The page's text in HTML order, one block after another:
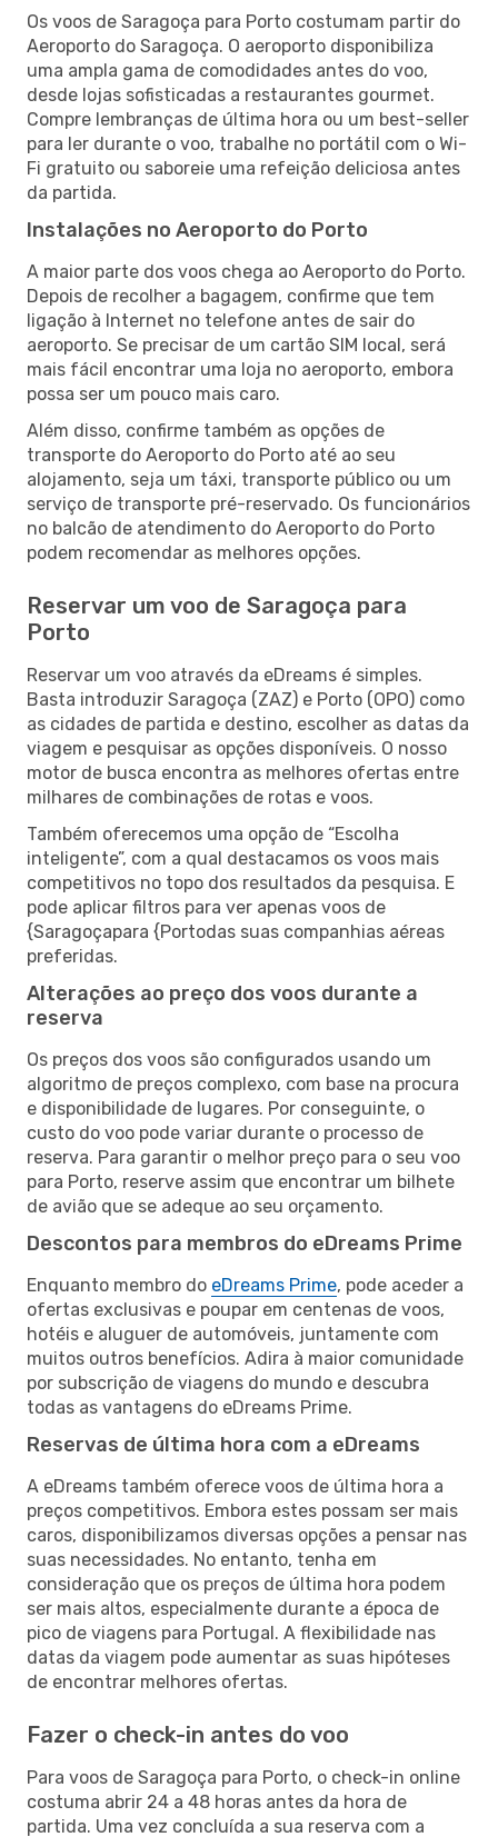
Os voos de Saragoça para Porto costumam partir do
Aeroporto do Saragoça. O aeroporto disponibiliza
uma ampla gama de comodidades antes do voo,
desde lojas sofisticadas a restaurantes gourmet.
Compre lembranças de última hora ou um best-seller
para ler durante o voo, trabalhe no portátil com o Wi-
Fi gratuito ou saboreie uma refeição deliciosa antes
da partida.
Instalações no Aeroporto do Porto
A maior parte dos voos chega ao Aeroporto do Porto.
Depois de recolher a bagagem, confirme que tem
ligação à Internet no telefone antes de sair do
aeroporto. Se precisar de um cartão SIM local, será
mais fácil encontrar uma loja no aeroporto, embora
possa ser um pouco mais caro.
Além disso, confirme também as opções de
transporte do Aeroporto do Porto até ao seu
alojamento, seja um táxi, transporte público ou um
serviço de transporte pré-reservado. Os funcionários
no balcão de atendimento do Aeroporto do Porto
podem recomendar as melhores opções.
Reservar um voo de Saragoça para
Porto
Reservar um voo através da eDreams é simples.
Basta introduzir Saragoça (ZAZ) e Porto (OPO) como
as cidades de partida e destino, escolher as datas da
viagem e pesquisar as opções disponíveis. O nosso
motor de busca encontra as melhores ofertas entre
milhares de combinações de rotas e voos.
Também oferecemos uma opção de “Escolha
inteligente”, com a qual destacamos os voos mais
competitivos no topo dos resultados da pesquisa. E
pode aplicar filtros para ver apenas voos de
{Saragoçapara {Portodas suas companhias aéreas
preferidas.
Alterações ao preço dos voos durante a
reserva
Os preços dos voos são configurados usando um
algoritmo de preços complexo, com base na procura
e disponibilidade de lugares. Por conseguinte, o
custo do voo pode variar durante o processo de
reserva. Para garantir o melhor preço para o seu voo
para Porto, reserve assim que encontrar um bilhete
de avião que se adeque ao seu orçamento.
Descontos para membros do eDreams Prime
Enquanto membro do eDreams Prime, pode aceder a
ofertas exclusivas e poupar em centenas de voos,
hotéis e aluguer de automóveis, juntamente com
muitos outros benefícios. Adira à maior comunidade
por subscrição de viagens do mundo e descubra
todas as vantagens do eDreams Prime.
Reservas de última hora com a eDreams
A eDreams também oferece voos de última hora a
preços competitivos. Embora estes possam ser mais
caros, disponibilizamos diversas opções a pensar nas
suas necessidades. No entanto, tenha em
consideração que os preços de última hora podem
ser mais altos, especialmente durante a época de
pico de viagens para Portugal. A flexibilidade nas
datas da viagem pode aumentar as suas hipóteses
de encontrar melhores ofertas.
Fazer o check-in antes do voo
Para voos de Saragoça para Porto, o check-in online
costuma abrir 24 a 48 horas antes da hora de
partida. Uma vez concluída a sua reserva com a